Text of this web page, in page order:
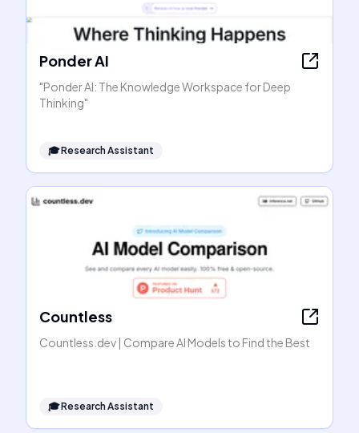
Ponder AI
"Ponder AI: The Knowledge Workspace for Deep
Thinking"
🎓Research Assistant
Countless
Countless.dev | Compare AI Models to Find the Best
🎓Research Assistant